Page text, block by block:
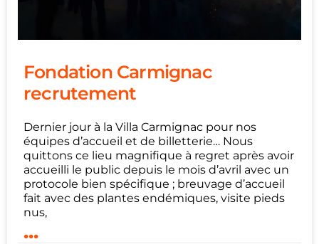
Fondation Carmignac
recrutement
Dernier jour à la Villa Carmignac pour nos
équipes d’accueil et de billetterie… Nous
quittons ce lieu magnifique à regret après avoir
accueilli le public depuis le mois d’avril avec un
protocole bien spécifique ; breuvage d’accueil
fait avec des plantes endémiques, visite pieds
nus,
...